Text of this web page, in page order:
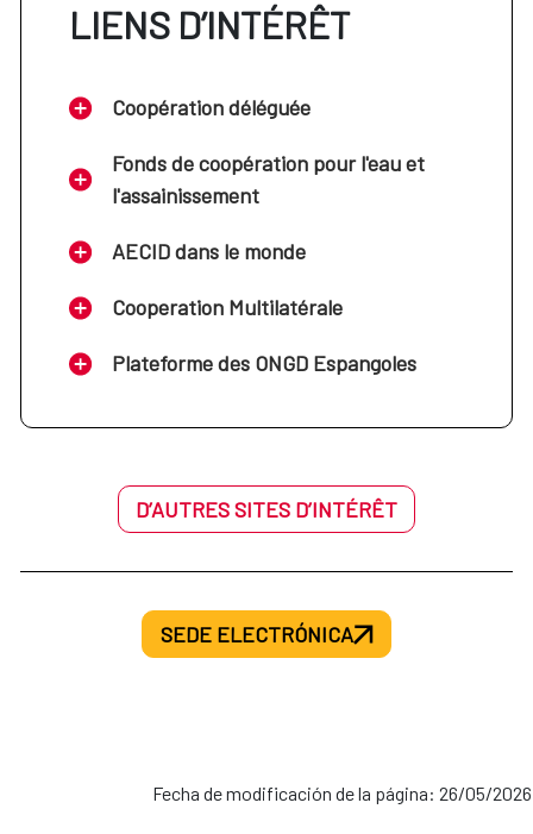
LIENS D’INTÉRÊT
Coopération déléguée
Fonds de coopération pour l'eau et
l'assainissement
AECID dans le monde
Cooperation Multilatérale
Plateforme des ONGD Espangoles
D’AUTRES SITES D’INTÉRÊT
SEDE ELECTRÓNICA
Fecha de modificación de la página: 26/05/2026